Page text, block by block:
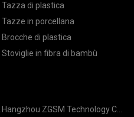
Tazza di plastica
Tazze in porcellana
Brocche di plastica
Stoviglie in fibra di bambù
Hangzhou ZGSM Technology Co.,